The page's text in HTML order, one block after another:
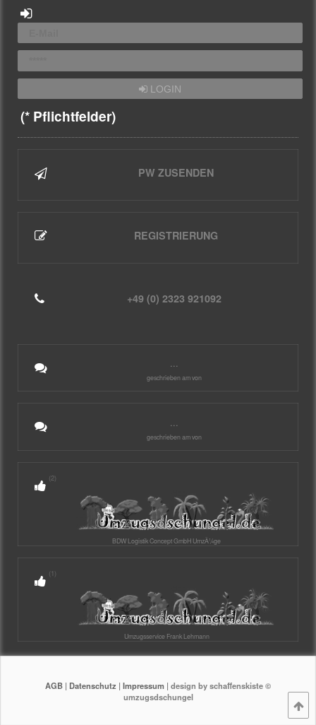
LOGIN
(* Pflichtfelder)
PW ZUSENDEN
REGISTRIERUNG
+49 (0) 2323 921092
...
geschrieben am von
...
geschrieben am von
(2)
BDW Logistik Concept GmbH UmzÃ¼ge
(1)
Umzugsservice Frank Lehmann
AGB | Datenschutz | Impressum | design by schaffenskiste ©
umzugsdschungel